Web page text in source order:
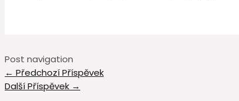
Post navigation
← Předchozí Příspěvek
Další Příspěvek →